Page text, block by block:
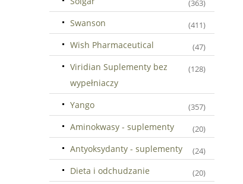
(363)
Swanson (411)
Wish Pharmaceutical (47)
Viridian Suplementy bez
wypełniaczy
(128)
Yango (357)
Aminokwasy - suplementy (20)
Antyoksydanty - suplementy (24)
Dieta i odchudzanie (20)